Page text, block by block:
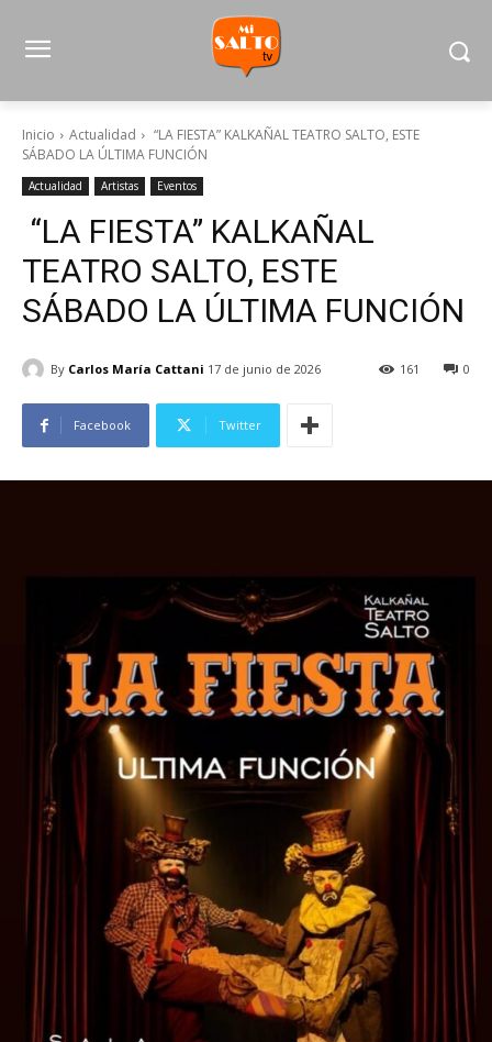
Inicio Actualidad
“LA FIESTA” KALKAÑAL TEATRO SALTO, ESTE
SÁBADO LA ÚLTIMA FUNCIÓN
Actualidad Artistas Eventos
“LA FIESTA” KALKAÑAL
TEATRO SALTO, ESTE
SÁBADO LA ÚLTIMA FUNCIÓN
By Carlos María Cattani 17 de junio de 2026 0
161
Facebook Twitter